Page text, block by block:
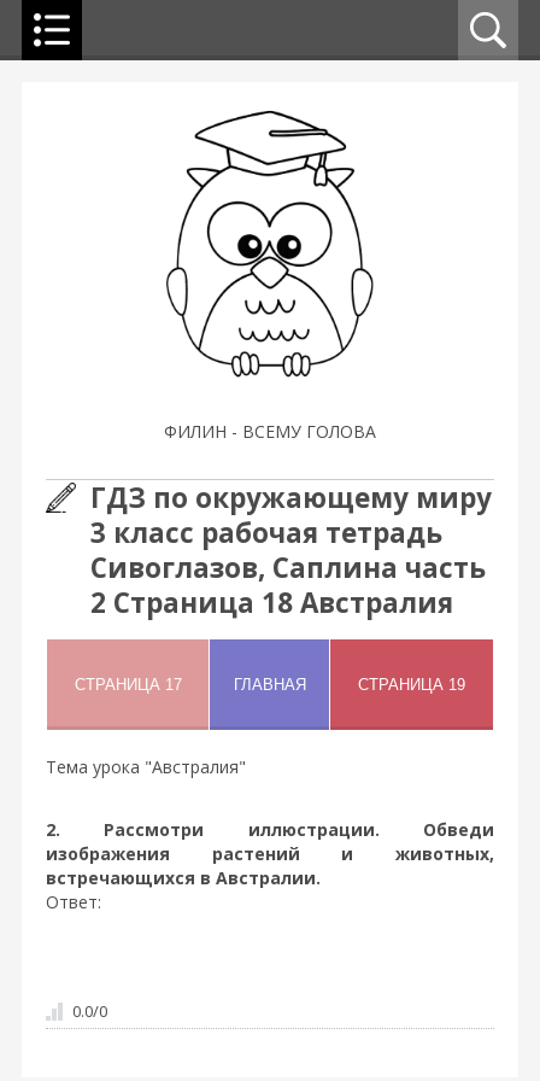
ФИЛИН - ВСЕМУ ГОЛОВА
ГДЗ по окружающему миру
3 класс рабочая тетрадь
Сивоглазов, Саплина часть
2 Страница 18 Австралия
Тема урока "Австралия"
2. Рассмотри иллюстрации. Обведи
изображения растений и животных,
встречающихся в Австралии.
Ответ:
0.0/0